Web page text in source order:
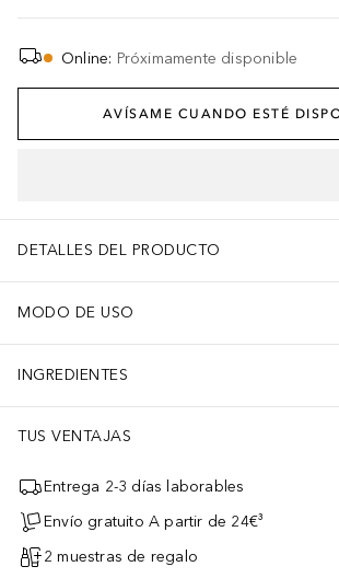
Online: Próximamente disponible
AVÍSAME CUANDO ESTÉ
DETALLES DEL PRODUCTO
MODO DE USO
INGREDIENTES
TUS VENTAJAS
Entrega 2-3 días laborables
Envío gratuito A partir de 24€³
2 muestras de regalo